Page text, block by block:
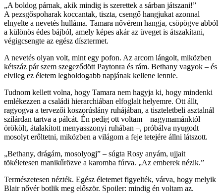
„A boldog párnak, akik mindig is szerettek a sárban játszani!”
A pezsgőspoharak koccantak, tiszta, csengő hangjukat azonnal
elnyelte a nevetés hulláma. Tamara nővérem hangja, csöpögve abból
a különös édes bájból, amely képes akár az üveget is átszakítani,
végigcsengte az egész dísztermet.
A nevetés olyan volt, mint egy pofon. Az arcom lángolt, miközben
kétszáz pár szem szegeződött Paytonra és rám. Bethany vagyok – és
elvileg ez életem legboldogabb napjának kellene lennie.
Tudnom kellett volna, hogy Tamara nem hagyja ki, hogy mindenki
emlékezzen a családi hierarchiában elfoglalt helyemre. Ott állt,
ragyogva a tervezői koszorúslány ruhájában, a tiszteletbeli asztalnál
szilárdan tartva a pálcát. Én pedig ott voltam – nagymamánktól
örökölt, átalakított menyasszonyi ruhában –, próbálva nyugodt
mosolyt erőltetni, miközben a világom a feje tetejére állni látszott.
„Bethany, drágám, mosolyogj” – súgta Rosy anyám, ujjait
tökéletesen manikűrözve a karomba fúrva. „Az emberek nézik.”
Természetesen nézték. Egész életemet figyelték, várva, hogy melyik
Blair nővér botlik meg először. Spoiler: mindig én voltam az.